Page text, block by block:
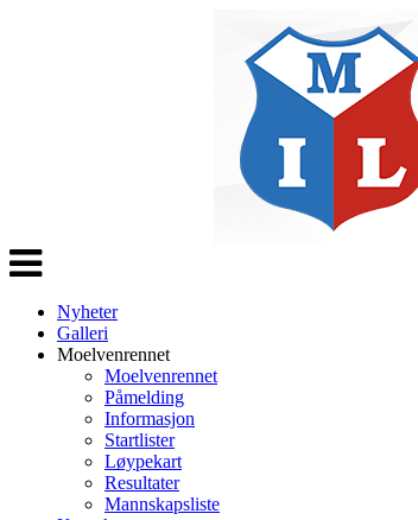
Veksle
navigasjon
Nyheter
Galleri
Moelvenrennet
Moelvenrennet
Påmelding
Informasjon
Startlister
Løypekart
Resultater
Mannskapsliste